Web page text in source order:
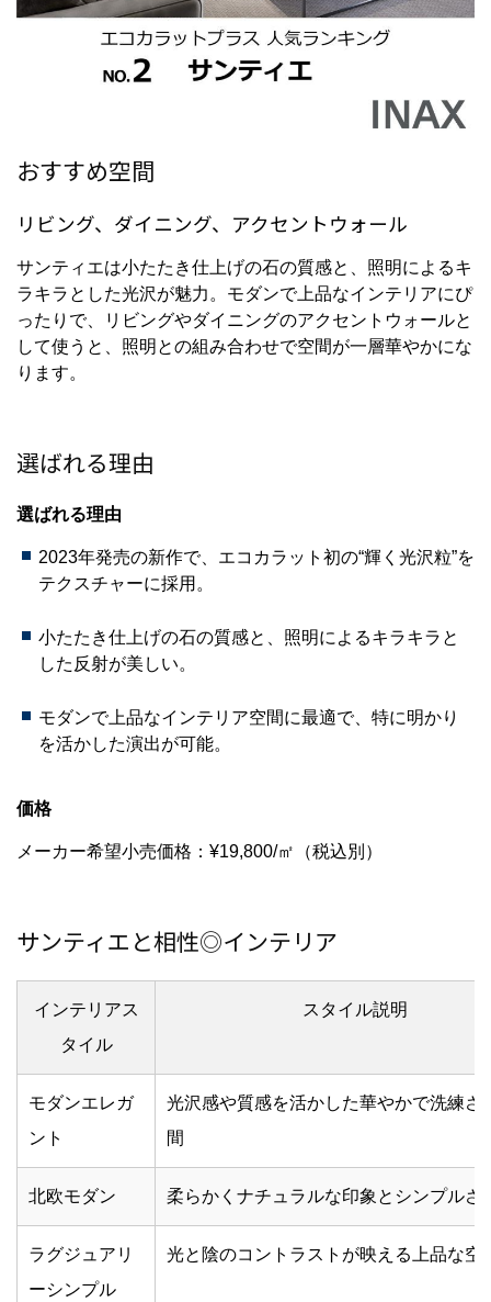
おすすめ空間
リビング、ダイニング、アクセントウォール
サンティエは小たたき仕上げの石の質感と、照明によるキ
ラキラとした光沢が魅力。モダンで上品なインテリアにぴ
ったりで、リビングやダイニングのアクセントウォールと
して使うと、照明との組み合わせで空間が一層華やかにな
ります。
選ばれる理由
選ばれる理由
2023年発売の新作で、エコカラット初の“輝く光沢粒”を
テクスチャーに採用。
小たたき仕上げの石の質感と、照明によるキラキラと
した反射が美しい。
モダンで上品なインテリア空間に最適で、特に明かり
を活かした演出が可能。
価格
メーカー希望小売価格：¥19,800/㎡（税込別）
サンティエと相性◎インテリア
インテリアス
タイル
スタイル説明
モダンエレガ
ント
光沢感や質感を活かした華やかで洗練さ
間
北欧モダン 柔らかくナチュラルな印象とシンプルさ
ラグジュアリ
ーシンプル
光と陰のコントラストが映える上品な空